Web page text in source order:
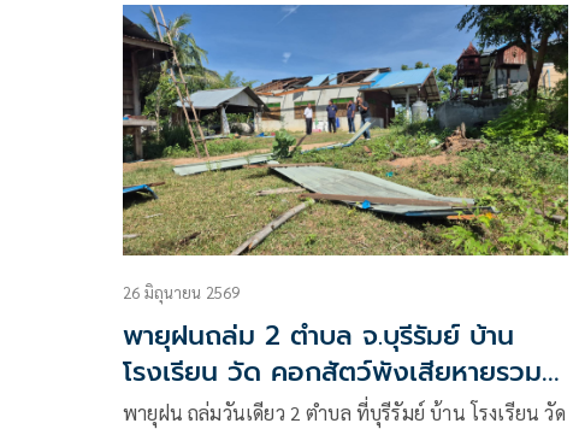
รัฐตรวจสอบใหม่ยันฐานะยากจนจริง หวังได้บัตรคนจน
ช่วยต่อลมหายใจ
26 มิถุนายน 2569
พายุฝนถล่ม 2 ตำบล จ.บุรีรัมย์ บ้าน
โรงเรียน วัด คอกสัตว์พังเสียหายรวม
กว่า 60 หลัง
พายุฝน ถล่มวันเดียว 2 ตำบล ที่บุรีรัมย์ บ้าน โรงเรียน วัด